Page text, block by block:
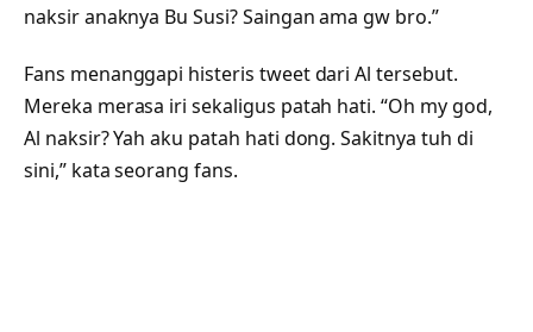
naksir anaknya Bu Susi? Saingan ama gw bro.”
Fans menanggapi histeris tweet dari Al tersebut.
Mereka merasa iri sekaligus patah hati. “Oh my god,
Al naksir? Yah aku patah hati dong. Sakitnya tuh di
sini,” kata seorang fans.